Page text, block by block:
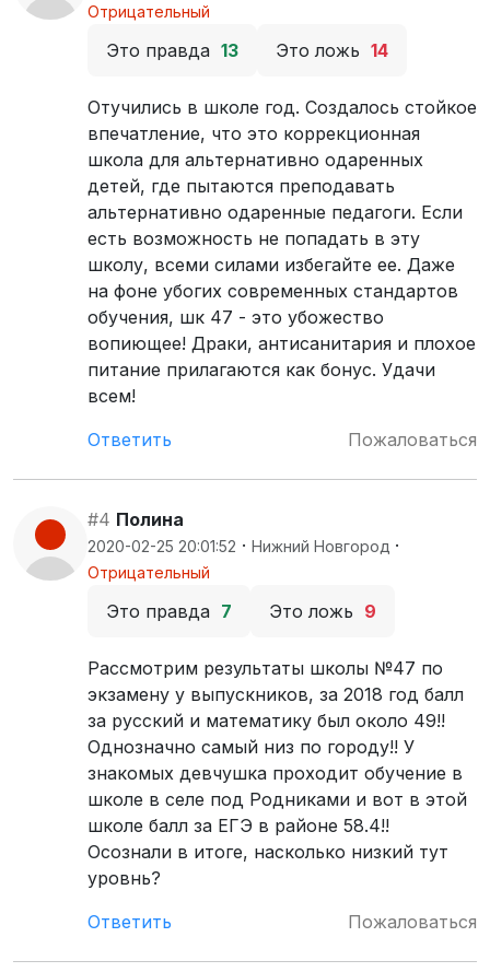
Отрицательный
Это правда 13 Это ложь 14
Отучились в школе год. Создалось стойкое
впечатление, что это коррекционная
школа для альтернативно одаренных
детей, где пытаются преподавать
альтернативно одаренные педагоги. Если
есть возможность не попадать в эту
школу, всеми силами избегайте ее. Даже
на фоне убогих современных стандартов
обучения, шк 47 - это убожество
вопиющее! Драки, антисанитария и плохое
питание прилагаются как бонус. Удачи
всем!
Ответить
Пожаловаться
#4 Полина
2020-02-25 20:01:52 · Нижний Новгород ·
Отрицательный
Это правда 7 Это ложь 9
Рассмотрим результаты школы №47 по
экзамену у выпускников, за 2018 год балл
за русский и математику был около 49!!
Однозначно самый низ по городу!! У
знакомых девчушка проходит обучение в
школе в селе под Родниками и вот в этой
школе балл за ЕГЭ в районе 58.4!!
Осознали в итоге, насколько низкий тут
уровнь?
Ответить
Пожаловаться